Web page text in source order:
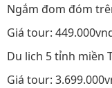
Ngắm đom đóm
Giá tour:
Du lich 5 tỉnh miền
Giá tour: